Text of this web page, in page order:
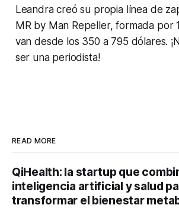
Leandra creó su propia línea de
MR by Man Repeller, formada por
van desde los 350 a 795 dólares.
ser una periodista!
READ MORE
QiHealth: la startup que
inteligencia artificial y salud
transformar el bienestar